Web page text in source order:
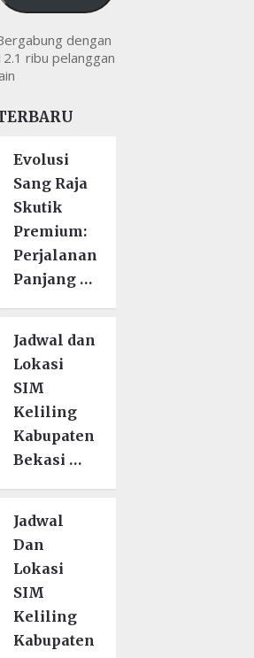
dengan
ribu pelanggan
Evolusi
Sang Raja
Skutik
Premium:
Perjalanan
Panjang …
Jadwal dan
Lokasi
SIM
Keliling
Kabupaten
Bekasi …
Jadwal
Dan
Lokasi
SIM
Keliling
Kabupaten